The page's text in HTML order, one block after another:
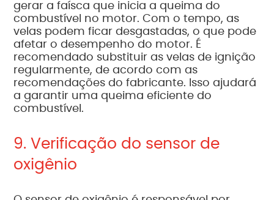
gerar a faísca que inicia a queima do
combustível no motor. Com o tempo, as
velas podem ficar desgastadas, o que pode
afetar o desempenho do motor. É
recomendado substituir as velas de ignição
regularmente, de acordo com as
recomendações do fabricante. Isso ajudará
a garantir uma queima eficiente do
combustível.
9. Verificação do sensor de
oxigênio